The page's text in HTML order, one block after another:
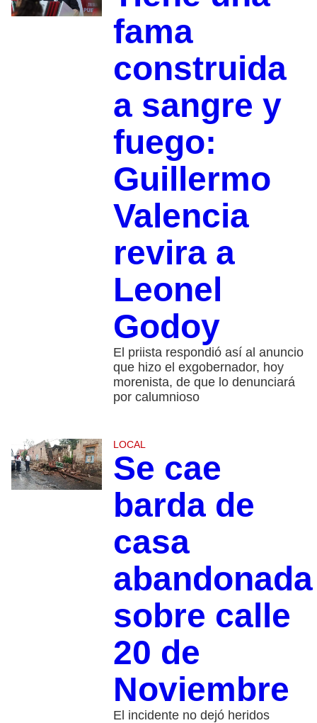
fama
construida
a sangre y
fuego:
Guillermo
Valencia
revira a
Leonel
Godoy
El priista respondió así al anuncio
que hizo el exgobernador, hoy
morenista, de que lo denunciará
por calumnioso
LOCAL
Se cae
barda de
casa
abandonada
sobre calle
20 de
Noviembre
El incidente no dejó heridos